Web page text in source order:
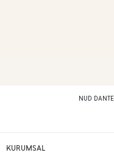
NUD
KURUMSAL